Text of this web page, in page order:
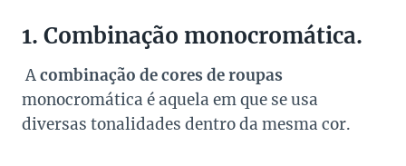
1. Combinação monocromática.
Acombinação de cores de roupas
monocromática é aquela em que se usa
diversas tonalidades dentro da mesma cor.